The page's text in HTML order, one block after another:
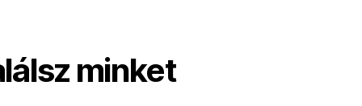
minket